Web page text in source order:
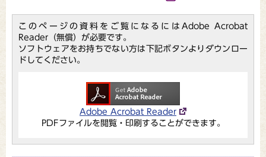
このページの資料をご覧になるにはAdobe Acrobat
Reader（無償）が必要です。
ソフトウェアをお持ちでない方は下記ボタンよりダウンロー
ドしてください。
Adobe Acrobat Reader
PDFファイルを閲覧・印刷することができます。